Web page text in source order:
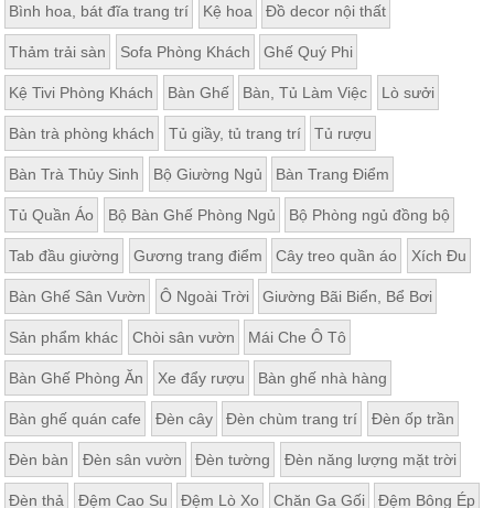
Bình hoa, bát đĩa trang trí Kệ hoa Đồ decor nội thất
Thảm trải sàn Sofa Phòng Khách Ghế Quý Phi
Kệ Tivi Phòng Khách Bàn Ghế Bàn, Tủ Làm Việc Lò sưởi
Bàn trà phòng khách Tủ giầy, tủ trang trí Tủ rượu
Bàn Trà Thủy Sinh Bộ Giường Ngủ Bàn Trang Điểm
Tủ Quần Áo Bộ Bàn Ghế Phòng Ngủ Bộ Phòng ngủ đồng bộ
Tab đầu giường Gương trang điểm Cây treo quần áo Xích Đu
Bàn Ghế Sân Vườn Ô Ngoài Trời Giường Bãi Biển, Bể Bơi
Sản phẩm khác Chòi sân vườn Mái Che Ô Tô
Bàn Ghế Phòng Ăn Xe đẩy rượu Bàn ghế nhà hàng
Bàn ghế quán cafe Đèn cây Đèn chùm trang trí Đèn ốp trần
Đèn bàn Đèn sân vườn Đèn tường Đèn năng lượng mặt trời
Đèn thả Đệm Cao Su Đệm Lò Xo Chăn Ga Gối Đệm Bông Ép